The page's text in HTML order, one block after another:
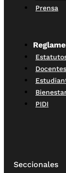
Prensa
Docentes
PIDI
Seccionales